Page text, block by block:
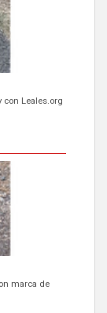
con Leales.org
marca de